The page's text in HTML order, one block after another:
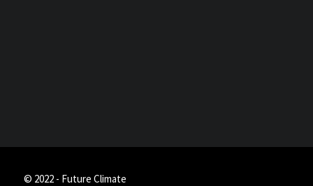
© 2022 - Future Climate